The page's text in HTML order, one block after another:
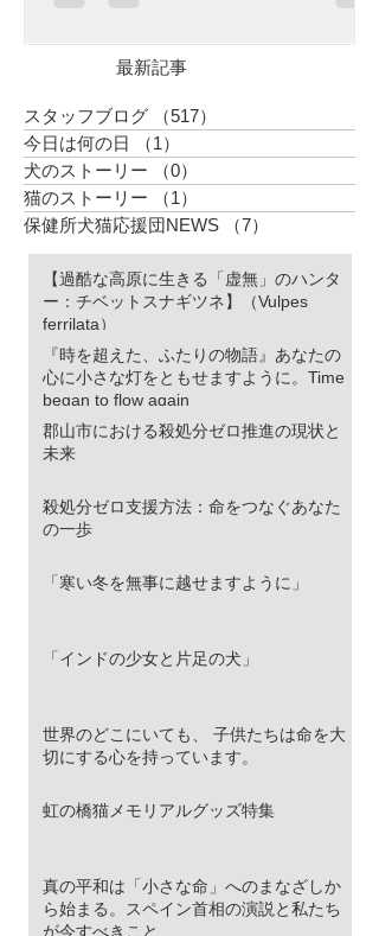
に、世界中で「最も冷めた表情を持つ」と
はチベットスナギツネ（Vulpes ferrilata）。
チベットスナギツネ 人間の感情をすべて削
ぎ落としたかのようなその「虚無の眼差
し」は、SNSでユーモラスなミームとして
愛されています。しかし、この唯一無二の
存のための究極のデザイン」なのです。 特
徴的な四角い顔は、決して愛嬌のためでは
ありません。 高原の激しい嵐や、骨を刺す
ような寒さから頭部を守るため、彼らの頭
部は極厚の冬毛で覆われています。さら
に、強烈な紫外線と吹きすさぶ砂埃から眼
球を守るため、その目は細く、鋭く進化し
ました。 彼らはこの寡黙な表情のまま、荒
ターゲットは高原の生態系を支える「高原
ナキウサギ（ピカ）」。チベットスナギツ
最新記事
スタッフブログ （517）
今日は何の日
（1）
犬のストーリー
（0）
猫のストーリー
（1）
保健所犬猫応援団NEWS
（7）
【過酷な高原に生きる「虚無」のハンタ
ー：チベットスナギツネ】（Vulpes
ferrilata）
『時を超えた、ふたりの物語』あなたの
心に小さな灯をともせますように。Time
began to flow again
郡山市における殺処分ゼロ推進の現状と
未来
殺処分ゼロ支援方法：命をつなぐあなた
の一歩
「寒い冬を無事に越せますように」
「インドの少女と片足の犬」
世界のどこにいても、 子供たちは命を大
切にする心を持っています。
虹の橋猫メモリアルグッズ特集
真の平和は「小さな命」へのまなざしか
ら始まる。スペイン首相の演説と私たち
が今すべきこと